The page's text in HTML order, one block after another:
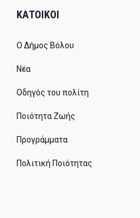
ΚΑΤΟΙΚΟΙ
Ο Δήμος Βόλου
Νέα
Οδηγός του πολίτη
Ποιότητα Ζωής
Προγράμματα
Πολιτική Ποιότητας